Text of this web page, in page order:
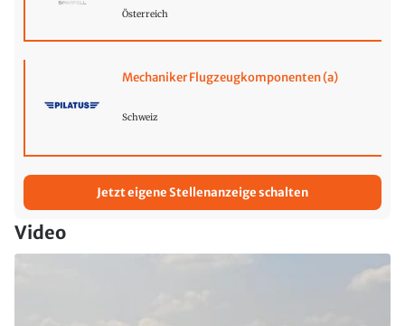
Österreich
Mechaniker Flugzeugkomponenten (a)
Schweiz
Jetzt eigene Stellenanzeige schalten
Video